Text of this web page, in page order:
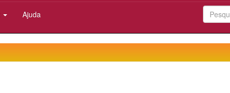
Ajuda